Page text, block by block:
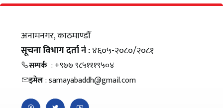
अनामनगर, काठमाण्डौँ
सूचना विभाग दर्ता नं :४६०५-२०८०/२०८१
सम्पर्क : +९७७ ९८५१११९५०४
इमेल: samayabaddh@gmail.com